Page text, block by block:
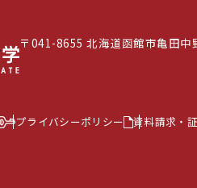
〒041-8655 北海道函館市亀田中
プライバシーポリシー 資料請求・